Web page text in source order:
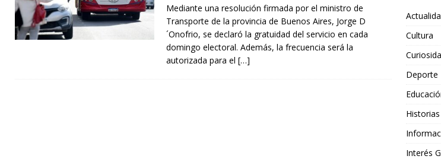
Mediante una resolución firmada por el ministro de
Transporte de la provincia de Buenos Aires, Jorge D
´Onofrio, se declaró la gratuidad del servicio en cada
domingo electoral. Además, la frecuencia será la
autorizada para el […]
Cultura
Deporte
Interés